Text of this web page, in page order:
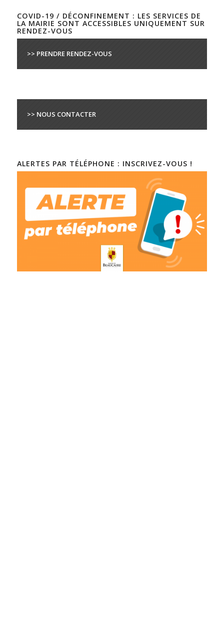
COVID-19 / DÉCONFINEMENT : LES SERVICES DE
LA MAIRIE SONT ACCESSIBLES UNIQUEMENT SUR
RENDEZ-VOUS
>> PRENDRE RENDEZ-VOUS
>> NOUS CONTACTER
ALERTES PAR TÉLÉPHONE : INSCRIVEZ-VOUS !